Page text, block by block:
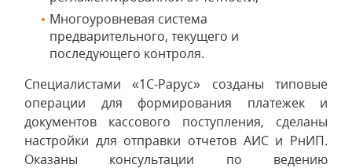
Многоуровневая система
предварительного, текущего и
последующего контроля.
Специалистами «1С-Рарус» созданы типовые
операции для формирования платежек и
документов кассового поступления, сделаны
настройки для отправки отчетов АИС и РнИП.
Оказаны консультации по ведению